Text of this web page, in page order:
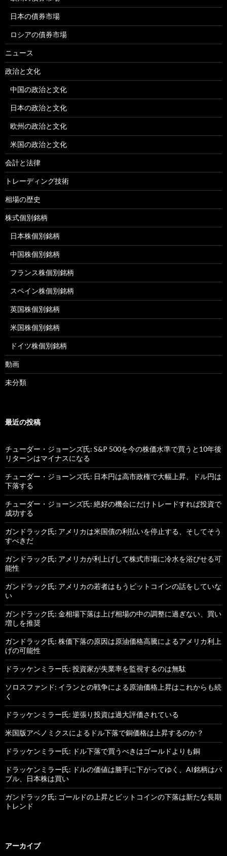
日本の債券市場
ロシアの債券市場
ニュース
政治と文化
中国の政治と文化
日本の政治と文化
欧州の政治と文化
米国の政治と文化
会計と法律
トレーディング技術
相場の歴史
株式個別銘柄
日本株個別銘柄
中国株個別銘柄
フランス株個別銘柄
スペイン株個別銘柄
英国株個別銘柄
米国株個別銘柄
ドイツ株個別銘柄
動画
未分類
最近の投稿
チューダー・ジョーンズ氏: S&P 500を今の株価水準で買うと10年後
リターンはマイナスになる
チューダー・ジョーンズ氏: 日本円は高市政権で大幅上昇、ドル円は
下落する
チューダー・ジョーンズ氏: 絶好の機会にだけトレードすれば投資で
成功する
ガンドラック氏: アメリカは米国債の利払いを停止する、そしてそう
すべきだ
ガンドラック氏: アメリカが利上げして株式市場に冷水を浴びせる可
能性
ガンドラック氏: アメリカの若者はもうビットコインの話をしていな
い
ガンドラック氏: 金相場下落は上げ相場の中の調整に過ぎない、買い
増しを推奨
ガンドラック氏: 株価下落の原因は原油価格高騰によるアメリカ利上
げの可能性
ドラッケンミラー氏: 投資家が失業率を監視するのは無駄
ソロスファンド: イランとの戦争による原油価格上昇はこれからも続
く
ドラッケンミラー氏: 逆張り投資は過大評価されている
米国版アベノミクスによるドル下落で銅価格は上昇するのか？
ドラッケンミラー氏: ドル下落で買うべきはゴールドよりも銅
ドラッケンミラー氏: ドルの価値は勝手に下がってゆく、AI銘柄はバ
ブル、日本株は買い
ガンドラック氏: ゴールドの上昇とビットコインの下落は新たな長期
トレンド
アーカイブ